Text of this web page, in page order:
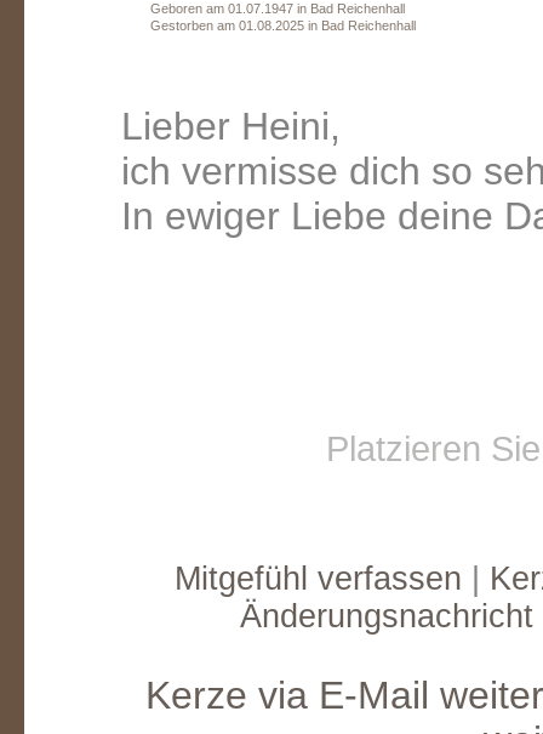
Geboren am 01.07.1947 in Bad Reichenhall
Gestorben am 01.08.2025 in Bad Reichenhall
Lieber Heini,
ich vermisse dich so
In ewiger Liebe deine
Platzieren
Mitgefühl verfassen
Kerze via E-Mail